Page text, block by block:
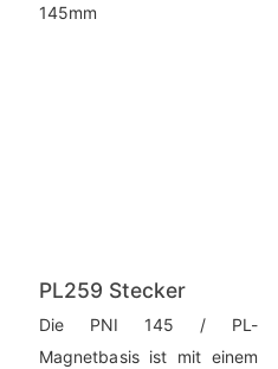
PL259 Stecker
Die PNI 145 / PL-
Magnetbasis ist mit einem